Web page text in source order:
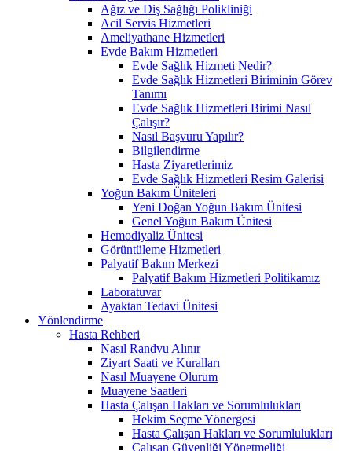
Ağız ve Diş Sağlığı Polikliniği
Acil Servis Hizmetleri
Ameliyathane Hizmetleri
Evde Bakım Hizmetleri
Evde Sağlık Hizmeti Nedir?
Evde Sağlık Hizmetleri Biriminin Görev
Tanımı
Evde Sağlık Hizmetleri Birimi Nasıl
Çalışır?
Nasıl Başvuru Yapılır?
Bilgilendirme
Hasta Ziyaretlerimiz
Evde Sağlık Hizmetleri Resim Galerisi
Yoğun Bakım Üniteleri
Yeni Doğan Yoğun Bakım Ünitesi
Genel Yoğun Bakım Ünitesi
Hemodiyaliz Ünitesi
Görüntüleme Hizmetleri
Palyatif Bakım Merkezi
Palyatif Bakım Hizmetleri Politikamız
Laboratuvar
Ayaktan Tedavi Ünitesi
Yönlendirme
Hasta Rehberi
Nasıl Randvu Alınır
Ziyart Saati ve Kuralları
Nasıl Muayene Olurum
Muayene Saatleri
Hasta Çalışan Hakları ve Sorumlulukları
Hekim Seçme Yönergesi
Hasta Çalışan Hakları ve Sorumlulukları
Çalışan Güvenliği Yönetmeliği